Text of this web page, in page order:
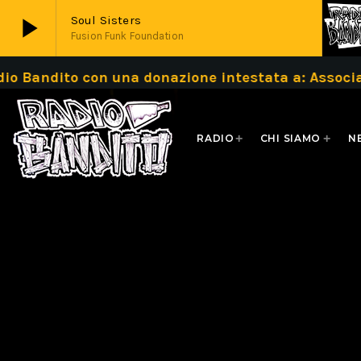
play_arrow Soul Sisters
Fusion Funk Foundation
play_arrow Live
con una donazione intestata a:
RADIO CHI SIAMO